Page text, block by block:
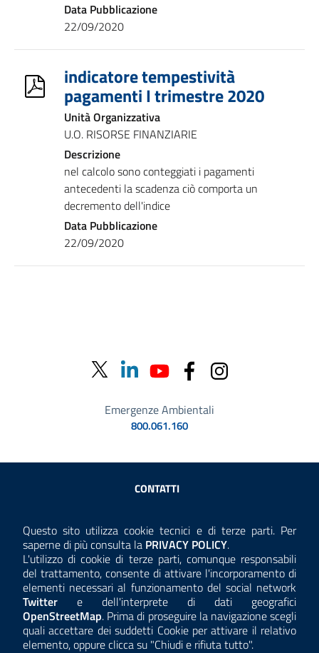
Questo sito utilizza cookie tecnici e di terze parti. Per
saperne di più consulta la Consulta la
PRIVACY POLICY.
L'utilizzo di cookie di terze parti, comunque responsabili
del trattamento, consente di attivare l'incorporamento di
elementi necessari al funzionamento del social network
Twitter e dell'interprete di dati geografici
OpenStreetMap. Prima di proseguire la navigazione scegli
quali accettare dei suddetti Cookie per attivare il relativo
elemento, oppure clicca su "Chiudi e rifiuta tutto".
Data Pubblicazione
22/09/2020
indicatore tempestività
pagamenti I trimestre 2020
Unità Organizzativa
U.O. RISORSE FINANZIARIE
Descrizione
nel calcolo sono conteggiati i pagamenti
antecedenti la scadenza ciò comporta un
decremento dell'indice
Data Pubblicazione
22/09/2020
Emergenze Ambientali
800.061.160
Sezione Link Utili
CONTATTI
ANTICORRUZIONE
ACCESSIBILITÀ
COOKIE E PRIVACY
TEMI A-Z